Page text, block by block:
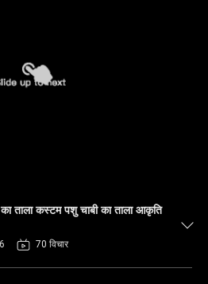
का ताला कस्टम पशु चाबी का ताला आकृति
70 विचार